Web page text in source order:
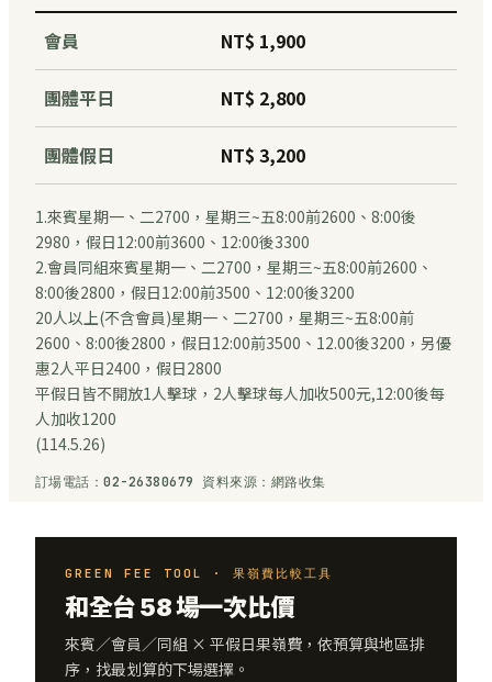
會員 NT$ 1,900
團體平日 NT$ 2,800
團體假日 NT$ 3,200
1.來賓星期一、二2700，星期三~五8:00前2600、8:00後
2980，假日12:00前3600、12:00後3300
2.會員同組來賓星期一、二2700，星期三~五8:00前2600、
8:00後2800，假日12:00前3500、12:00後3200
20人以上(不含會員)星期一、二2700，星期三~五8:00前
2600、8:00後2800，假日12:00前3500、12.00後3200，另優
惠2人平日2400，假日2800
平假日皆不開放1人擊球，2人擊球每人加收500元,12:00後每
人加收1200
(114.5.26)
訂場電話：02-26380679 資料來源：網路收集
GREEN FEE TOOL · 果嶺費比較工具
和全台 58 場一次比價
來賓／會員／同組 × 平假日果嶺費，依預算與地區排
序，找最划算的下場選擇。